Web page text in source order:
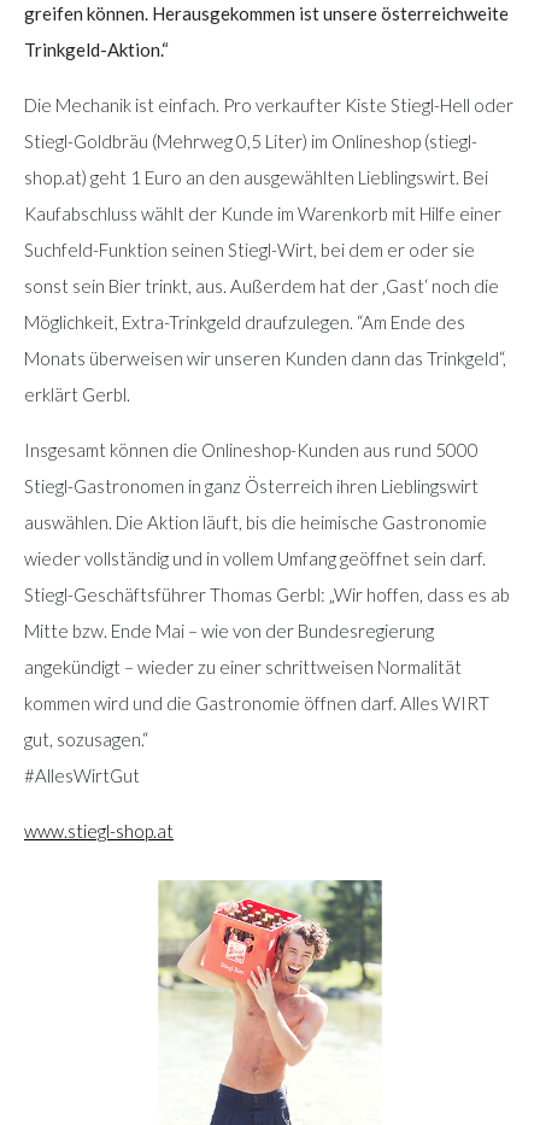
greifen können. Herausgekommen ist unsere österreichweite
Trinkgeld-Aktion.“
Die Mechanik ist einfach. Pro verkaufter Kiste Stiegl-Hell oder
Stiegl-Goldbräu (Mehrweg 0,5 Liter) im Onlineshop (stiegl-
shop.at) geht 1 Euro an den ausgewählten Lieblingswirt. Bei
Kaufabschluss wählt der Kunde im Warenkorb mit Hilfe einer
Suchfeld-Funktion seinen Stiegl-Wirt, bei dem er oder sie
sonst sein Bier trinkt, aus. Außerdem hat der ‚Gast‘ noch die
Möglichkeit, Extra-Trinkgeld draufzulegen. “Am Ende des
Monats überweisen wir unseren Kunden dann das Trinkgeld“,
erklärt Gerbl.
Insgesamt können die Onlineshop-Kunden aus rund 5000
Stiegl-Gastronomen in ganz Österreich ihren Lieblingswirt
auswählen. Die Aktion läuft, bis die heimische Gastronomie
wieder vollständig und in vollem Umfang geöffnet sein darf.
Stiegl-Geschäftsführer Thomas Gerbl: „Wir hoffen, dass es ab
Mitte bzw. Ende Mai – wie von der Bundesregierung
angekündigt – wieder zu einer schrittweisen Normalität
kommen wird und die Gastronomie öffnen darf. Alles WIRT
gut, sozusagen.“
#AllesWirtGut
www.stiegl-shop.at